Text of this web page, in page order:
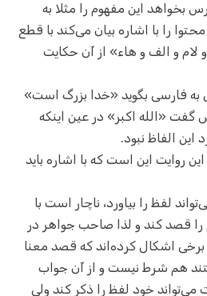
بخواهد این مفهوم را مثلا به
را با اشاره بیان می‌کند با قطع
لام و الف و هاء» از آن حکایت
فارسی بگوید «خدا بزرگ است»
«الله اکبر» در عین اینکه
الفاظ نبود.
روایت این است که با اشاره باید
لفظ را بیاورد، ناچار است با
را قصد کند و لذا صاحب جواهر در
اشکال کرده‌اند که قصد معنا
هم شرط نیست و از آن جواب
خود لفظ را ذکر کند ولی